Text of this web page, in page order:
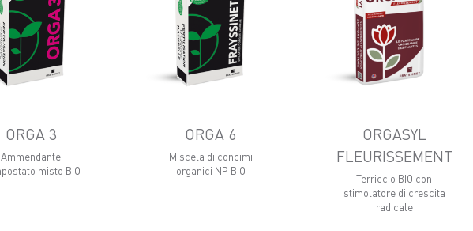
ORGA 3
Ammendante
misto BIO
ORGA 6
Miscela di concimi
organici NP BIO
ORGASYL
FLEURISSEMENT
Terriccio BIO con
stimolatore di crescita
radicale